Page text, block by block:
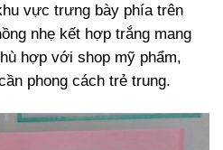
vực trưng bày phía trên
nhẹ kết hợp trắng mang
hợp với shop mỹ phẩm,
phong cách trẻ trung.